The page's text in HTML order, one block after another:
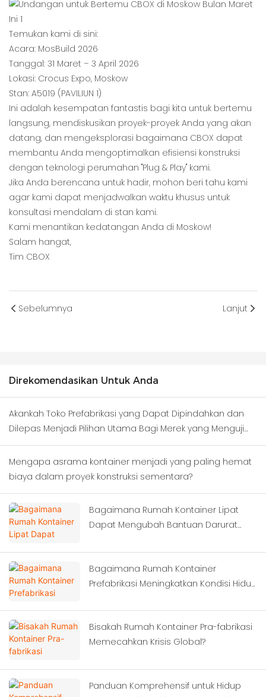
Temukan kami di sini:
Acara: MosBuild 2026
Tanggal: 31 Maret – 3 April 2026
Lokasi: Crocus Expo, Moskow
Stan: A5019 (PAVILIUN 1)
Ini adalah kesempatan fantastis bagi kita untuk bertemu
langsung, mendiskusikan proyek-proyek Anda yang akan
datang, dan mengeksplorasi bagaimana CBOX dapat
membantu Anda mengoptimalkan efisiensi konstruksi
dengan teknologi perumahan "Plug & Play" kami.
Jika Anda berencana untuk hadir, mohon beri tahu kami
agar kami dapat menjadwalkan waktu khusus untuk
konsultasi mendalam di stan kami.
Kami menantikan kedatangan Anda di Moskow!
Salam hangat,
Tim CBOX
Sebelumnya Lanjut
Direkomendasikan Untuk Anda
Akankah Toko Prefabrikasi yang Dapat Dipindahkan dan
Dilepas Menjadi Pilihan Utama Bagi Merek yang Menguji
Kawasan Bisnis Baru?
Mengapa asrama kontainer menjadi yang paling hemat
biaya dalam proyek konstruksi sementara?
Bagaimana Rumah Kontainer Lipat
Dapat Mengubah Bantuan Darurat
Bagaimana Rumah Kontainer
Prefabrikasi Meningkatkan Kondisi Hidup
Bisakah Rumah Kontainer Pra-fabrikasi
Memecahkan Krisis Global?
Panduan Komprehensif untuk Hidup